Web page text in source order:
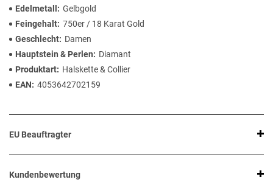
Edelmetall
Gelbgold
Feingehalt 750er / 18 Karat Gold
Geschlecht
Damen
Hauptstein & Perlen
Diamant
Produktart
Halskette & Collier
EAN
4053642702159
EU Beauftragter
Kundenbewertung